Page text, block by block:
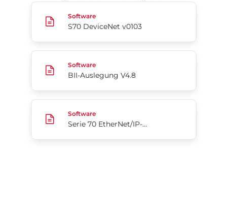
S70 DeviceNet v0103
Software
S70 DeviceNet v0103
BII-Auslegung V4.8
Software
BII-Auslegung V4.8
Serie 70 EtherNet/IP-Add-On-Profil für Rockwell
Software
Serie 70 EtherNet/IP-Add-On-Profil für Rockwell Automation Studio5000